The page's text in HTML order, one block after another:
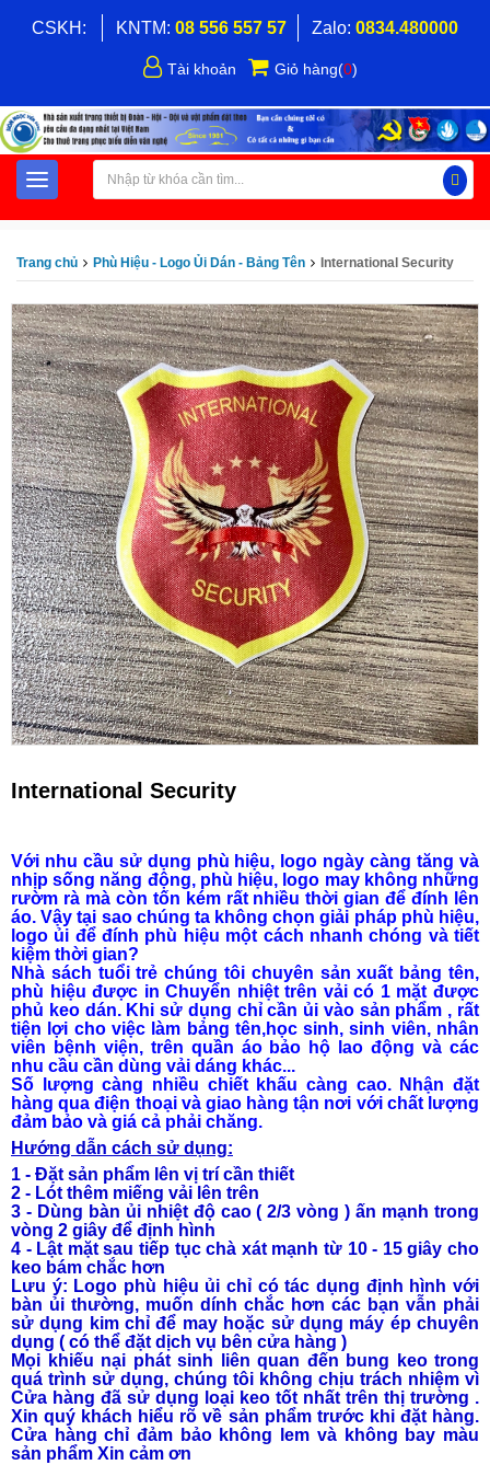
CSKH: KNTM: 08 556 557 57 Zalo: 0834.480000
Tài khoản Giỏ hàng(0)
Trang chủ Phù Hiệu - Logo Ủi Dán - Bảng Tên International Security
International Security
Với nhu cầu sử dụng phù hiệu, logo ngày càng tăng và
nhịp sống năng động, phù hiệu, logo may không những
rườm rà mà còn tốn kém rất nhiều thời gian để đính lên
áo. Vậy tại sao chúng ta không chọn giải pháp phù hiệu,
logo ủi để đính phù hiệu một cách nhanh chóng và tiết
kiệm thời gian?
Nhà sách tuổi trẻ chúng tôi chuyên sản xuất bảng tên,
phù hiệu được in Chuyển nhiệt trên vải có 1 mặt được
phủ keo dán. Khi sử dụng chỉ cần ủi vào sản phẩm , rất
tiện lợi cho việc làm bảng tên,học sinh, sinh viên, nhân
viên bệnh viện, trên quần áo bảo hộ lao động và các
nhu cầu cần dùng vải dáng khác...
Số lượng càng nhiều chiết khấu càng cao. Nhận đặt
hàng qua điện thoại và giao hàng tận nơi với chất lượng
đảm bảo và giá cả phải chăng.
Hướng dẫn cách sử dụng:
1 - Đặt sản phẩm lên vị trí cần thiết
2 - Lót thêm miếng vải lên trên
3 - Dùng bàn ủi nhiệt độ cao ( 2/3 vòng ) ấn mạnh trong
vòng 2 giây để định hình
4 - Lật mặt sau tiếp tục chà xát mạnh từ 10 - 15 giây cho
keo bám chắc hơn
Lưu ý: Logo phù hiệu ủi chỉ có tác dụng định hình với
bàn ủi thường, muốn dính chắc hơn các bạn vẫn phải
sử dụng kim chỉ để may hoặc sử dụng máy ép chuyên
dụng ( có thể đặt dịch vụ bên cửa hàng )
Mọi khiếu nại phát sinh liên quan đến bung keo trong
quá trình sử dụng, chúng tôi không chịu trách nhiệm vì
Cửa hàng đã sử dụng loại keo tốt nhất trên thị trường .
Xin quý khách hiểu rõ về sản phẩm trước khi đặt hàng.
Cửa hàng chỉ đảm bảo không lem và không bay màu
sản phẩm Xin cảm ơn